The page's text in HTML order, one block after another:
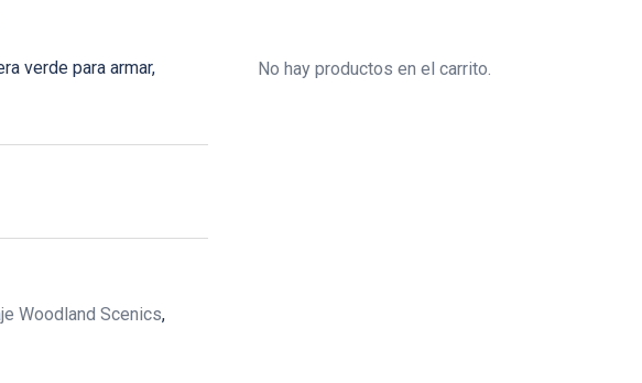
verde para armar,
Woodland Scenics,
No hay productos en el carrito.